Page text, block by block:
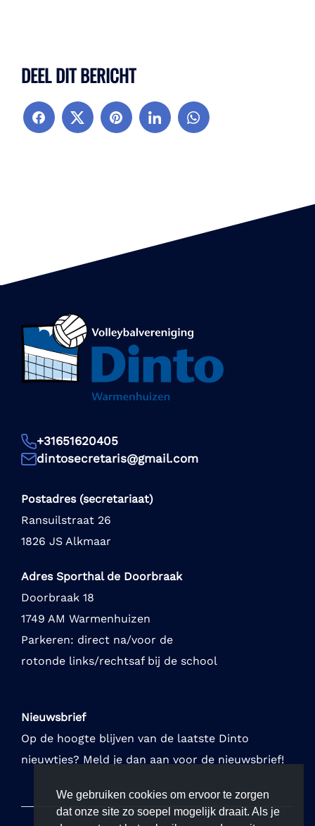
DEEL DIT BERICHT
+31651620405
dintosecretaris@gmail.com
Postadres (secretariaat)
Ransuilstraat 26
1826 JS Alkmaar
Adres Sporthal de Doorbraak
Doorbraak 18
1749 AM Warmenhuizen
Parkeren: direct na/voor de
rotonde links/rechtsaf bij de school
Nieuwsbrief
Op de hoogte blijven van de laatste Dinto
nieuwtjes? Meld je dan aan voor de nieuwsbrief!
We gebruiken cookies om ervoor te zorgen
dat onze site zo soepel mogelijk draait. Als je